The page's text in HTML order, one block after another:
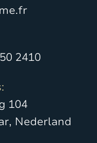
2410
104
Nederland